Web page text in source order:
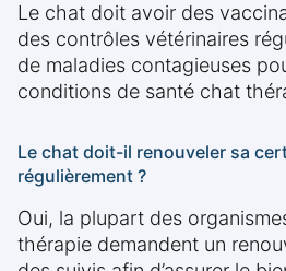
Le chat doit avoir des
des contrôles vétérinaires
de maladies contagieuses
conditions de santé chat
Le chat doit-il renouveler sa
régulièrement ?
Oui, la plupart des
thérapie demandent un